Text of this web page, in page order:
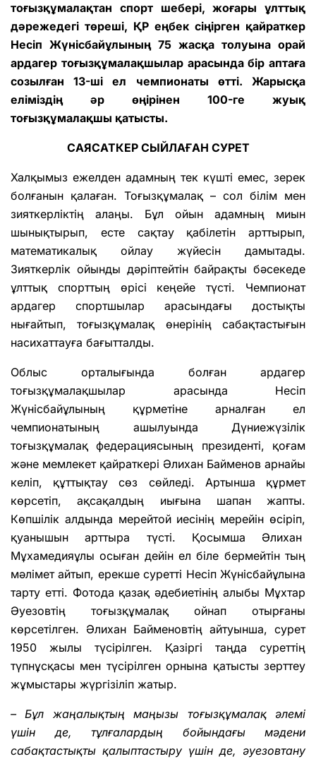
тоғызқұмалақтан спорт шебері, жоғары ұлттық
дәрежедегі төреші, ҚР еңбек сіңірген қайраткер
Несіп Жүнісбайұлының 75 жасқа толуына орай
ардагер тоғызқұмалақшылар арасында бір аптаға
созылған 13-ші ел чемпионаты өтті. Жарысқа
еліміздің әр өңірінен 100-ге жуық
тоғызқұмалақшы қатысты.
САЯСАТКЕР СЫЙЛАҒАН СУРЕТ
Халқымыз ежелден адамның тек күшті емес, зерек
болғанын қалаған. Тоғызқұмалақ – сол білім мен
зияткерліктің алаңы. Бұл ойын адамның миын
шынықтырып, есте сақтау қабілетін арттырып,
математикалық ойлау жүйесін дамытады.
Зияткерлік ойынды дәріптейтін байрақты бәсекеде
ұлттық спорттың өрісі кеңейе түсті. Чемпионат
ардагер спортшылар арасындағы достықты
нығайтып, тоғызқұмалақ өнерінің сабақтастығын
насихаттауға бағытталды.
Облыс орталығында болған ардагер
тоғызқұмалақшылар арасында Несіп
Жүнісбайұлының құрметіне арналған ел
чемпионатының ашылуында Дүниежүзілік
тоғызқұмалақ федерациясының президенті, қоғам
және мемлекет қайраткері Әлихан Байменов арнайы
келіп, құттықтау сөз сөйледі. Артынша құрмет
көрсетіп, ақсақалдың иығына шапан жапты.
Көпшілік алдында мерейтой иесінің мерейін өсіріп,
қуанышын арттыра түсті. Қосымша Әлихан
Мұхамедияұлы осыған дейін ел біле бермейтін тың
мәлімет айтып, ерекше суретті Несіп Жүнісбайұлына
тарту етті. Фотода қазақ әдебиетінің алыбы Мұхтар
Әуезовтің тоғызқұмалақ ойнап отырғаны
көрсетілген. Әлихан Байменовтің айтуынша, сурет
1950 жылы түсірілген. Қазіргі таңда суреттің
түпнұсқасы мен түсірілген орнына қатысты зерттеу
жұмыстары жүргізіліп жатыр.
– Бұл жаңалықтың маңызы тоғызқұмалақ әлемі
үшін де, тұлғалардың бойындағы мәдени
сабақтастықты қалыптастыру үшін де, әуезовтану